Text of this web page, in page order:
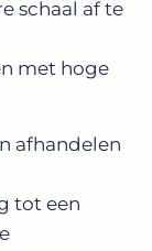
schaal af te
met hoge
afhandelen
tot een